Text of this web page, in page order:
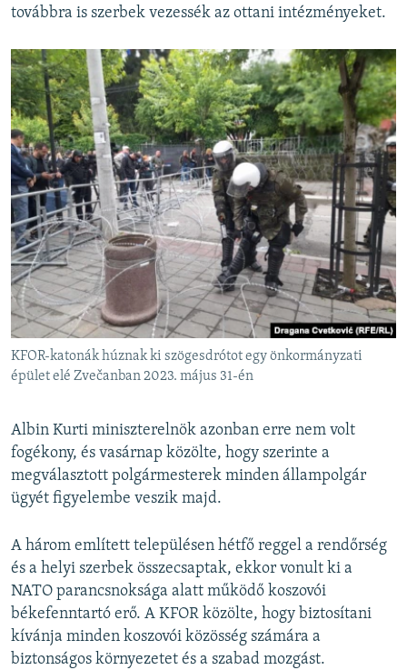
továbbra is szerbek vezessék az ottani intézményeket.
KFOR-katonák húznak ki szögesdrótot egy önkormányzati
épület elé Zvečanban 2023. május 31-én
Albin Kurti miniszterelnök azonban erre nem volt
fogékony, és vasárnap közölte, hogy szerinte a
megválasztott polgármesterek minden állampolgár
ügyét figyelembe veszik majd.
A három említett településen hétfő reggel a rendőrség
és a helyi szerbek összecsaptak, ekkor vonult ki a
NATO parancsnoksága alatt működő koszovói
békefenntartó erő. A KFOR közölte, hogy biztosítani
kívánja minden koszovói közösség számára a
biztonságos környezetet és a szabad mozgást.